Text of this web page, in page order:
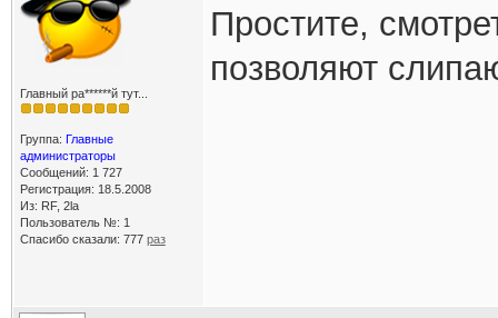
Главный ра******й тут...
Группа: Главные
администраторы
Сообщений: 1 727
Регистрация: 18.5.2008
Из: RF, 2la
Пользователь №: 1
Спасибо сказали: 777 раз
Простите,
позволяют